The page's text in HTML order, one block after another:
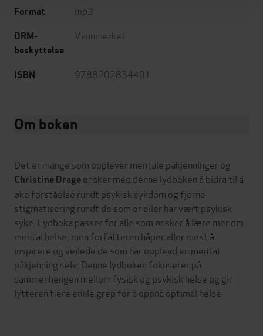
Format mp3
DRM-
beskyttelse
Vannmerket
ISBN 9788202834401
Om boken
Det er mange som opplever mentale påkjenninger og
Christine Drageønsker med denne lydboken å bidra til å
øke forståelse rundt psykisk sykdom og fjerne
stigmatisering rundt de som er eller har vært psykisk
syke. Lydboka passer for alle som ønsker å lære mer om
mental helse, men forfatteren håper aller mest å
inspirere og veilede de som har opplevd en mental
påkjenning selv. Denne lydboken fokuserer på
sammenhengen mellom fysisk og psykisk helse og gir
lytteren flere enkle grep for å oppnå optimal helse